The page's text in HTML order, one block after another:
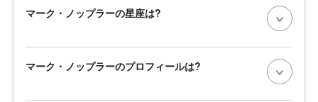
マーク・ノップラーの星座は?
マーク・ノップラーのプロフィールは?